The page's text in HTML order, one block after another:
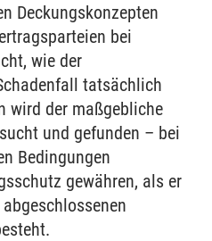
Deckungskonzepten
bei
wie der
tatsächlich
wird der maßgebliche
und gefunden – bei
Bedingungen
gewähren, als er